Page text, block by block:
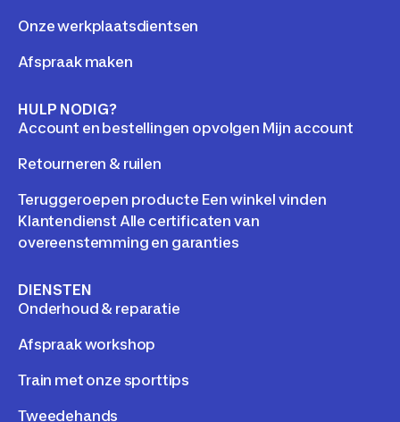
Onze werkplaatsdientsen
Afspraak maken
HULP NODIG?
Account en bestellingen opvolgen Mijn account
Retourneren & ruilen
Teruggeroepen producte Een winkel vinden
Klantendienst Alle certificaten van
overeenstemming en garanties
DIENSTEN
Onderhoud & reparatie
Afspraak workshop
Train met onze sporttips
Tweedehands